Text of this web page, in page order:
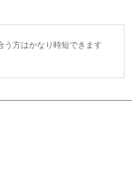
方はかなり時短できます